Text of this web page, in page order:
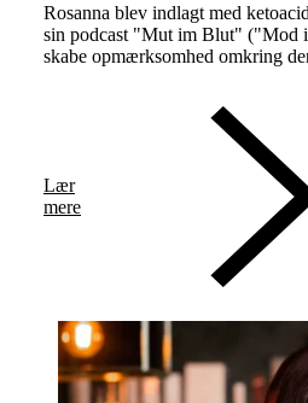
Rosanna blev indlagt med
sin podcast "Mut im Blut" ("Mod
skabe opmærksomhed omkring
Lær
mere